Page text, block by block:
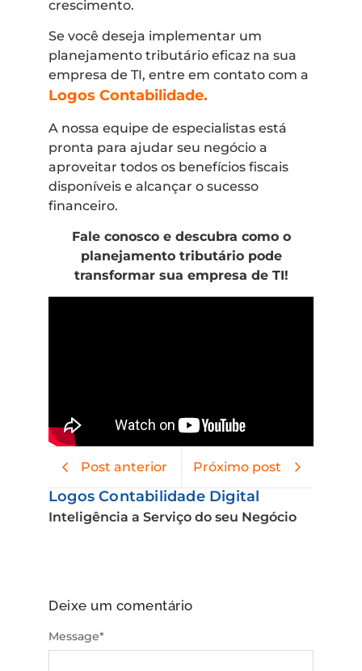
crescimento.
Se você deseja implementar um
planejamento tributário eficaz na sua
empresa de TI, entre em contato com a
Logos Contabilidade.
A nossa equipe de especialistas está
pronta para ajudar seu negócio a
aproveitar todos os benefícios fiscais
disponíveis e alcançar o sucesso
financeiro.
Fale conosco e descubra como o
planejamento tributário pode
transformar sua empresa de TI!
Post anterior Próximo post
Logos Contabilidade Digital
Inteligência a Serviço do seu Negócio
Deixe um comentário
Message*